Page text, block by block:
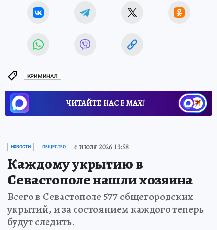
КРИМИНАЛ
ЧИТАЙТЕ НАС В МАХ!
НОВОСТИ ОБЩЕСТВО 6 июля 2026 13:58
Каждому укрытию в
Севастополе нашли хозяина
Всего в Севастополе 577 общегородских
укрытий, и за состоянием каждого теперь
будут следить.